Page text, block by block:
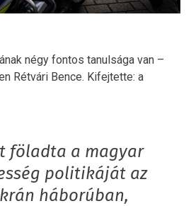
négy fontos tanulsága van –
Rétvári Bence. Kifejtette: a
föladta a magyar
politikáját az
háborúban,